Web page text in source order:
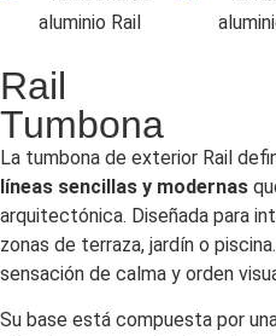
Rail
Tumbona
La tumbona de exterior Rail
líneas sencillas y modernas
arquitectónica. Diseñada para
zonas de terraza, jardín o
sensación de calma y orden
Su base está compuesta por